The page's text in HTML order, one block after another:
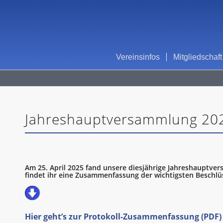
Vereinsinfos Mitgliedschaft
Jahreshauptversammlung
Am 25. April 2025 fand unsere diesjährige
findet ihr eine Zusammenfassung der wichtigsten
Hier geht’s zur Protokoll-Zusammenfassung (PDF)